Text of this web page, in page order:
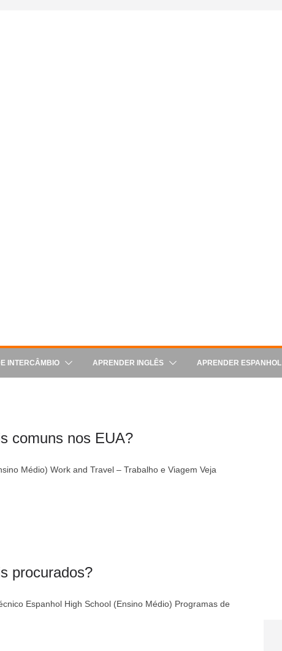
INTERCÂMBIO APRENDER INGLÊS APRENDER ESPANHOL
comuns nos EUA?
Médio) Work and Travel – Trabalho e Viagem Veja
procurados?
Espanhol High School (Ensino Médio) Programas de